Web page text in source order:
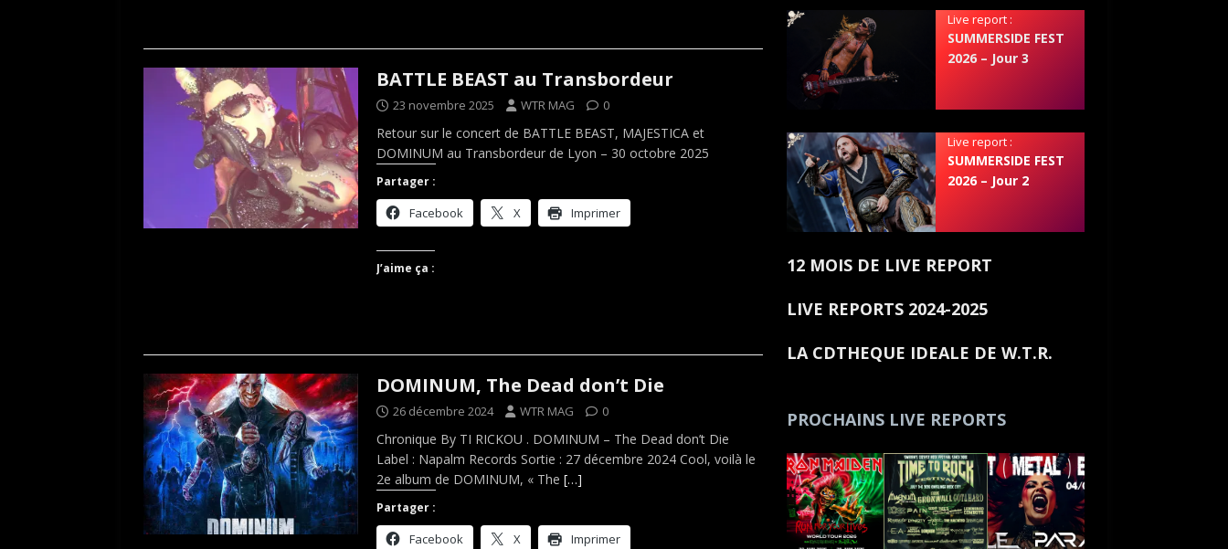
BATTLE BEAST au Transbordeur
23 novembre 2025 WTR MAG 0
Retour sur le concert de BATTLE BEAST, MAJESTICA et
DOMINUM au Transbordeur de Lyon – 30 octobre 2025
Partager :
Facebook X Imprimer
J’aime ça :
DOMINUM, The Dead don’t Die
26 décembre 2024 WTR MAG 0
Chronique By TI RICKOU . DOMINUM – The Dead don’t Die
Label : Napalm Records Sortie : 27 décembre 2024 Cool, voilà le
2e album de DOMINUM, « The […]
Partager :
Facebook X Imprimer
Live report :
SUMMERSIDE FEST
2026 – Jour 3
Live report :
SUMMERSIDE FEST
2026 – Jour 2
12 MOIS DE LIVE REPORT
LIVE REPORTS 2024-2025
LA CDTHEQUE IDEALE DE W.T.R.
PROCHAINS LIVE REPORTS